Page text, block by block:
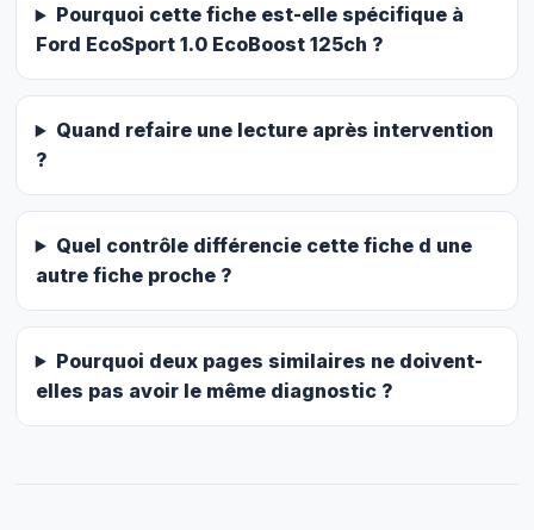
Pourquoi cette fiche est-elle spécifique à
Ford EcoSport 1.0 EcoBoost 125ch ?
Quand refaire une lecture après intervention
?
Quel contrôle différencie cette fiche d une
autre fiche proche ?
Pourquoi deux pages similaires ne doivent-
elles pas avoir le même diagnostic ?